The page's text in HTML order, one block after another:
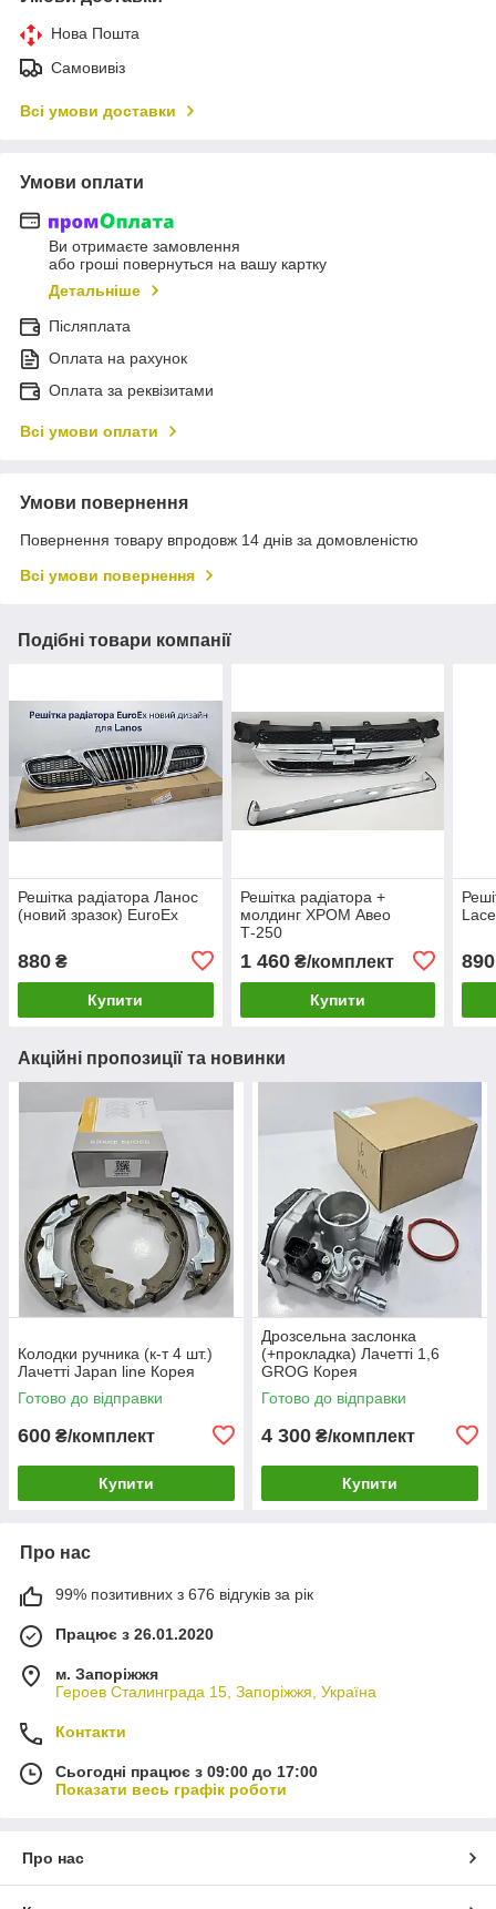
Нова Пошта
Самовивіз
Всі умови доставки
Умови оплати
Ви отримаєте замовлення
або гроші повернуться на вашу картку
Детальніше
Післяплата
Оплата на рахунок
Оплата за реквізитами
Всі умови оплати
Умови повернення
Повернення товару впродовж 14 днів за домовленістю
Всі умови повернення
Подібні товари компанії
Решітка радіатора Ланос
(новий зразок) EuroEx
880 ₴
Купити
Решітка радіатора +
молдинг ХРОМ Авео
Т-250
1 460₴/комплект
Купити
890
Акційні пропозиції та новинки
Колодки ручника (к-т 4 шт.)
Лачетті Japan line Корея
Готово до відправки
600 ₴/комплект
Купити
Дрозсельна заслонка
(+прокладка) Лачетті 1,6
GROG Корея
Готово до відправки
4 300 ₴/комплект
Купити
Про нас
99% позитивних з 676 відгуків за рік
Працює з 26.01.2020
м. Запоріжжя
Героев Сталинграда 15, Запоріжжя, Україна
Контакти
Сьогодні працює з 09:00 до 17:00
Показати весь графік роботи
Про нас